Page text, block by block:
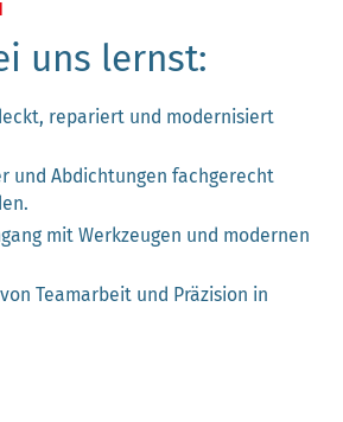
uns lernst:
repariert und modernisiert
und Abdichtungen fachgerecht
mit Werkzeugen und modernen
Teamarbeit und Präzision in